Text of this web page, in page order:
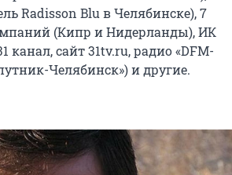
Radisson Blu в Челябинске), 7
(Кипр и Нидерланды), ИК
канал, сайт 31tv.ru, радио «DFM-
Челябинск») и другие.